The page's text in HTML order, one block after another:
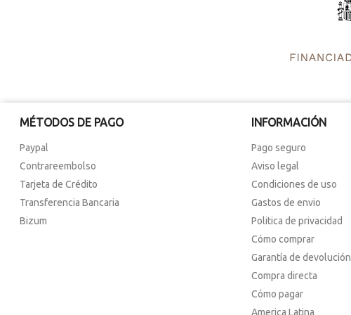
MÉTODOS DE PAGO
Paypal
Contrareembolso
Tarjeta de Crédito
Transferencia Bancaria
Bizum
INFORMACIÓN
Pago seguro
Aviso legal
Condiciones de uso
Gastos de envio
Politica de privacidad
Cómo comprar
Garantía de devolución
Compra directa
Cómo pagar
America Latina